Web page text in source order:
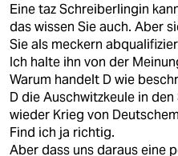
Eine taz Schreiberlingin
das wissen Sie auch. Aber
Sie als meckern
Ich halte ihn von der
Warum handelt D wie
D die Auschwitzkeule in
wieder Krieg von
Find ich ja richtig.
Aber dass uns daraus eine